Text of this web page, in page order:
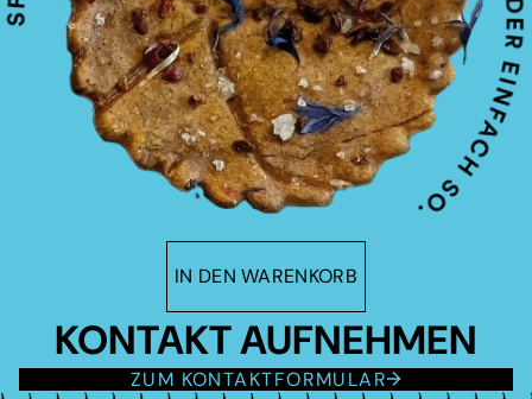
IN DEN WARENKORB
KONTAKT AUFNEHMEN
ZUM KONTAKTFORMULAR